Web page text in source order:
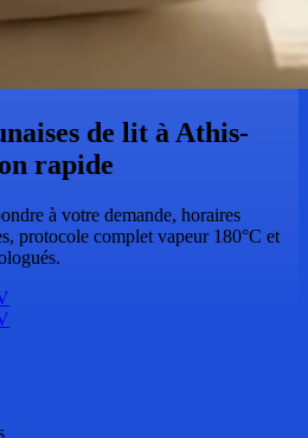
de lit à Athis-
rapide
à votre demande, horaires
protocole complet vapeur 180°C et